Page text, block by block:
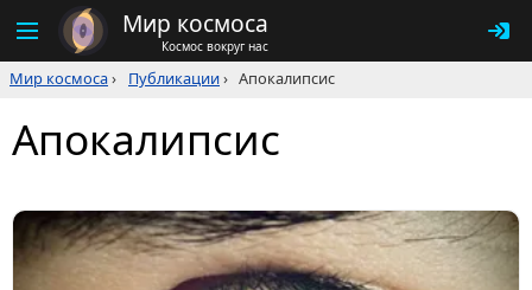
Мир космоса
Космос вокруг нас
Мир космоса› Публикации› Апокалипсис
Апокалипсис